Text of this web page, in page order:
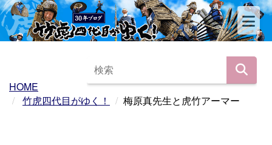
HOME
竹虎四代目がゆく！
梅原真先生と虎竹アーマー